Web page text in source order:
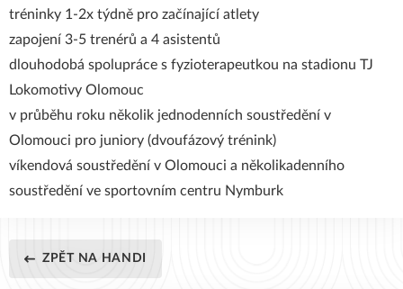
tréninky 1-2x týdně pro začínající atlety
zapojení 3-5 trenérů a 4 asistentů
dlouhodobá spolupráce s fyzioterapeutkou na stadionu TJ
Lokomotivy Olomouc
v průběhu roku několik jednodenních soustředění v
Olomouci pro juniory (dvoufázový trénink)
víkendová soustředění v Olomouci a několikadenního
soustředění ve sportovním centru Nymburk
ZPĚT NA HANDI